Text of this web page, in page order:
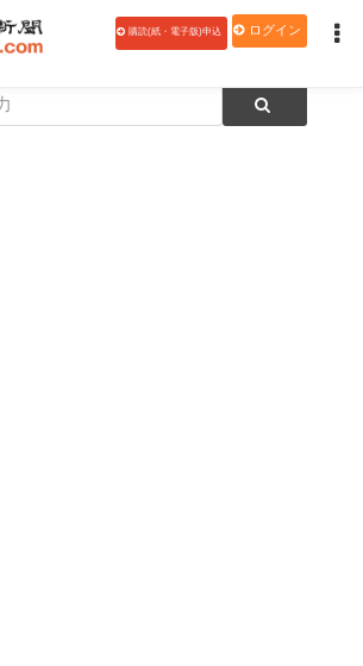
購読(紙・電子版)申込 ログイン